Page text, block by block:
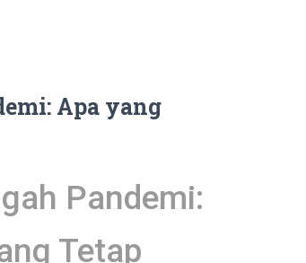
Apa yang
Pandemi:
Tetap